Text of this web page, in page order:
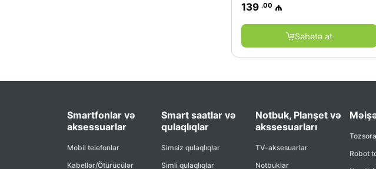
139 .00 ₼
Səbətə at
Smartfonlar və
aksessuarlar
Mobil telefonlar
Kabellər/Ötürücülər
Smart saatlar və
qulaqlıqlar
Simsiz qulaqlıqlar
Simli qulaqlıqlar
Notbuk, Planşet və
akssesuarları
TV-aksesuarlar
Notbuklar
Robot